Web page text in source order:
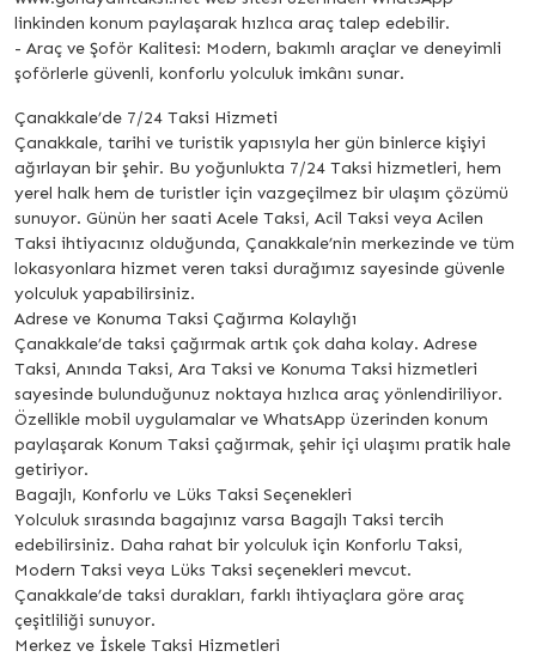
linkinden konum paylaşarak hızlıca araç talep edebilir.
- Araç ve Şoför Kalitesi: Modern, bakımlı araçlar ve deneyimli
şoförlerle güvenli, konforlu yolculuk imkânı sunar.
Çanakkale’de 7/24 Taksi Hizmeti
Çanakkale, tarihi ve turistik yapısıyla her gün binlerce kişiyi
ağırlayan bir şehir. Bu yoğunlukta 7/24 Taksi hizmetleri, hem
yerel halk hem de turistler için vazgeçilmez bir ulaşım çözümü
sunuyor. Günün her saati Acele Taksi, Acil Taksi veya Acilen
Taksi ihtiyacınız olduğunda, Çanakkale’nin merkezinde ve tüm
lokasyonlara hizmet veren taksi durağımız sayesinde güvenle
yolculuk yapabilirsiniz.
Adrese ve Konuma Taksi Çağırma Kolaylığı
Çanakkale’de taksi çağırmak artık çok daha kolay. Adrese
Taksi, Anında Taksi, Ara Taksi ve Konuma Taksi hizmetleri
sayesinde bulunduğunuz noktaya hızlıca araç yönlendiriliyor.
Özellikle mobil uygulamalar ve WhatsApp üzerinden konum
paylaşarak Konum Taksi çağırmak, şehir içi ulaşımı pratik hale
getiriyor.
Bagajlı, Konforlu ve Lüks Taksi Seçenekleri
Yolculuk sırasında bagajınız varsa Bagajlı Taksi tercih
edebilirsiniz. Daha rahat bir yolculuk için Konforlu Taksi,
Modern Taksi veya Lüks Taksi seçenekleri mevcut.
Çanakkale’de taksi durakları, farklı ihtiyaçlara göre araç
çeşitliliği sunuyor.
Merkez ve İskele Taksi Hizmetleri